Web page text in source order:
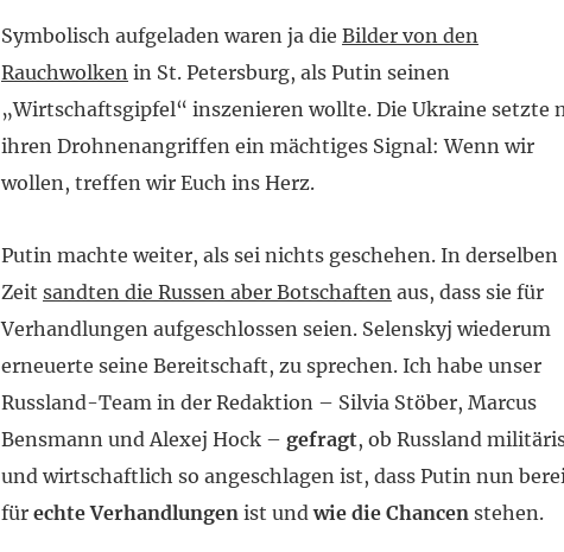
Symbolisch aufgeladen waren ja die Bilder von den
Rauchwolken in St. Petersburg, als Putin seinen
„Wirtschaftsgipfel“ inszenieren wollte. Die Ukraine setzte
ihren Drohnenangriffen ein mächtiges Signal: Wenn wir
wollen, treffen wir Euch ins Herz.
Putin machte weiter, als sei nichts geschehen. In derselben
Zeit sandten die Russen aber Botschaften aus, dass sie für
Verhandlungen aufgeschlossen seien. Selenskyj wiederum
erneuerte seine Bereitschaft, zu sprechen. Ich habe unser
Russland-Team in der Redaktion – Silvia Stöber, Marcus
Bensmann und Alexej Hock – gefragt, ob Russland
und wirtschaftlich so angeschlagen ist, dass Putin nun
für echte Verhandlungen ist undwie die Chancen stehen.